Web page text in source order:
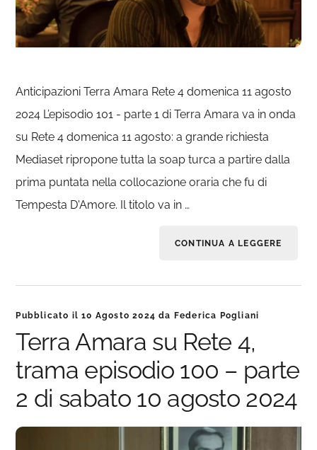
Anticipazioni Terra Amara Rete 4 domenica 11 agosto
2024 L’episodio 101 - parte 1 di Terra Amara va in onda
su Rete 4 domenica 11 agosto: a grande richiesta
Mediaset ripropone tutta la soap turca a partire dalla
prima puntata nella collocazione oraria che fu di
Tempesta D'Amore. Il titolo va in …
CONTINUA A LEGGERE
Pubblicato il10 Agosto 2024 da Federica Pogliani
Terra Amara su Rete 4,
trama episodio 100 – parte
2 di sabato 10 agosto 2024